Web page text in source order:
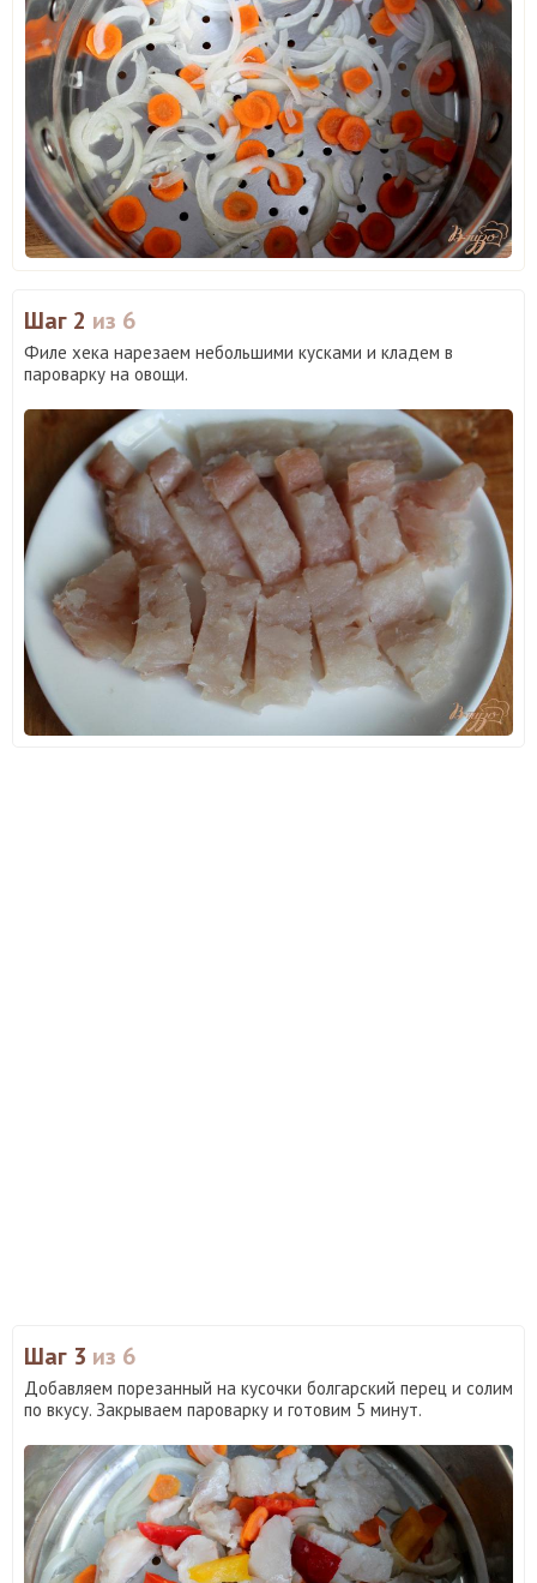
Шаг 2 из 6
Филе хека нарезаем небольшими кусками и кладем в
пароварку на овощи.
Шаг 3 из 6
Добавляем порезанный на кусочки болгарский перец и солим
по вкусу. Закрываем пароварку и готовим 5 минут.